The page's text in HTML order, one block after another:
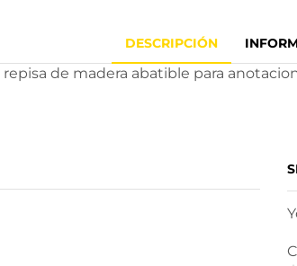
DESCRIPCIÓN
de madera abatible para